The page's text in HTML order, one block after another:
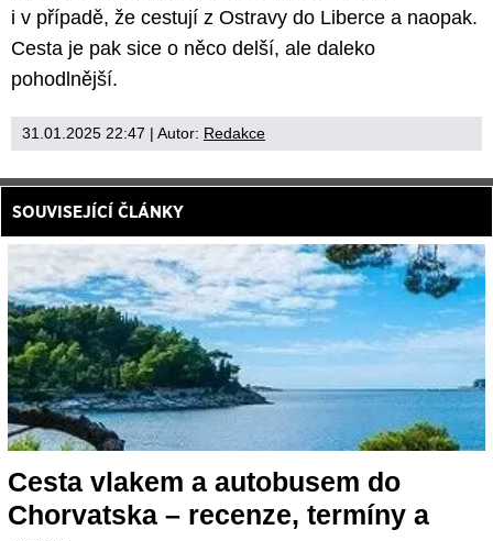
i v případě, že cestují z Ostravy do Liberce a naopak.
Cesta je pak sice o něco delší, ale daleko
pohodlnější.
31.01.2025 22:47 | Autor: Redakce
SOUVISEJÍCÍ ČLÁNKY
Cesta vlakem a autobusem do
Chorvatska – recenze, termíny a